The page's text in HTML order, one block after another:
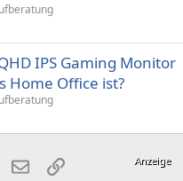
IPS Gaming Monitor
Home Office ist?
E-MailLink